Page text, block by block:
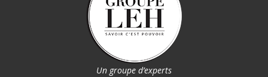
Un groupe d’experts